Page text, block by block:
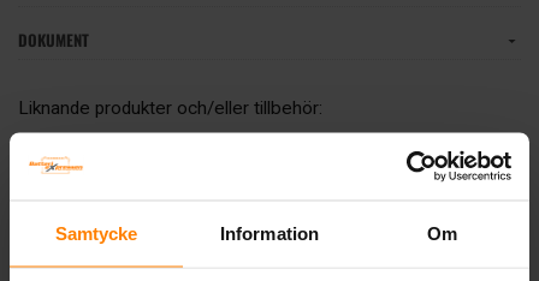
Samtycke Information Om
DOKUMENT
Liknande produkter och/eller tillbehör: